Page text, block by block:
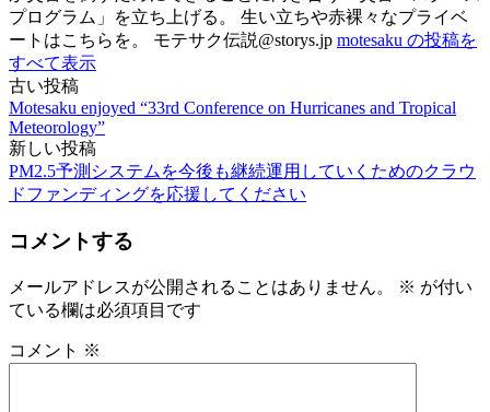
プログラム」を立ち上げる。 生い立ちや赤裸々なプライベ
ートはこちらを。 モテサク伝説@storys.jp motesaku の投稿を
すべて表示
投
稿
ナ
ビ
ゲ
シ
ン
古い投稿
Motesaku enjoyed “33rd Conference on Hurricanes and Tropical
Meteorology”
新しい投稿
PM2.5予測システムを今後も継続運用していくためのクラウ
ドファンディングを応援してください
コメントする
メールアドレスが公開されることはありません。 ※ が付い
ている欄は必須項目です
コメント ※